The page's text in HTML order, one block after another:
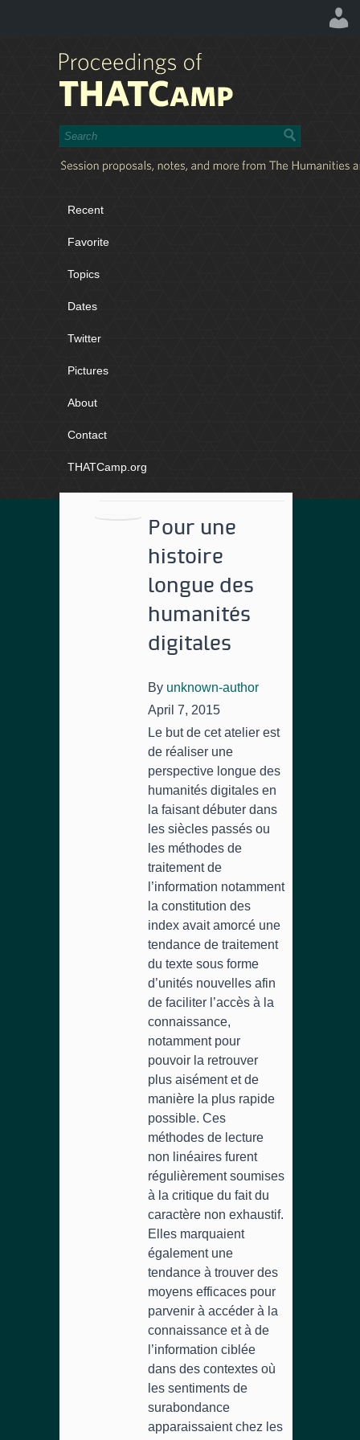
Recent
Favorite
Topics
Dates
Twitter
Pictures
About
Contact
THATCamp.org
Pour une
histoire
longue des
humanités
digitales
By unknown-author
April 7, 2015
Le but de cet atelier est
de réaliser une
perspective longue des
humanités digitales en
la faisant débuter dans
les siècles passés ou
les méthodes de
traitement de
l’information notamment
la constitution des
index avait amorcé une
tendance de traitement
du texte sous forme
d’unités nouvelles afin
de faciliter l’accès à la
connaissance,
notamment pour
pouvoir la retrouver
plus aisément et de
manière la plus rapide
possible. Ces
méthodes de lecture
non linéaires furent
régulièrement soumises
à la critique du fait du
caractère non exhaustif.
Elles marquaient
également une
tendance à trouver des
moyens efficaces pour
parvenir à accéder à la
connaissance et à de
l’information ciblée
dans des contextes où
les sentiments de
surabondance
apparaissaient chez les